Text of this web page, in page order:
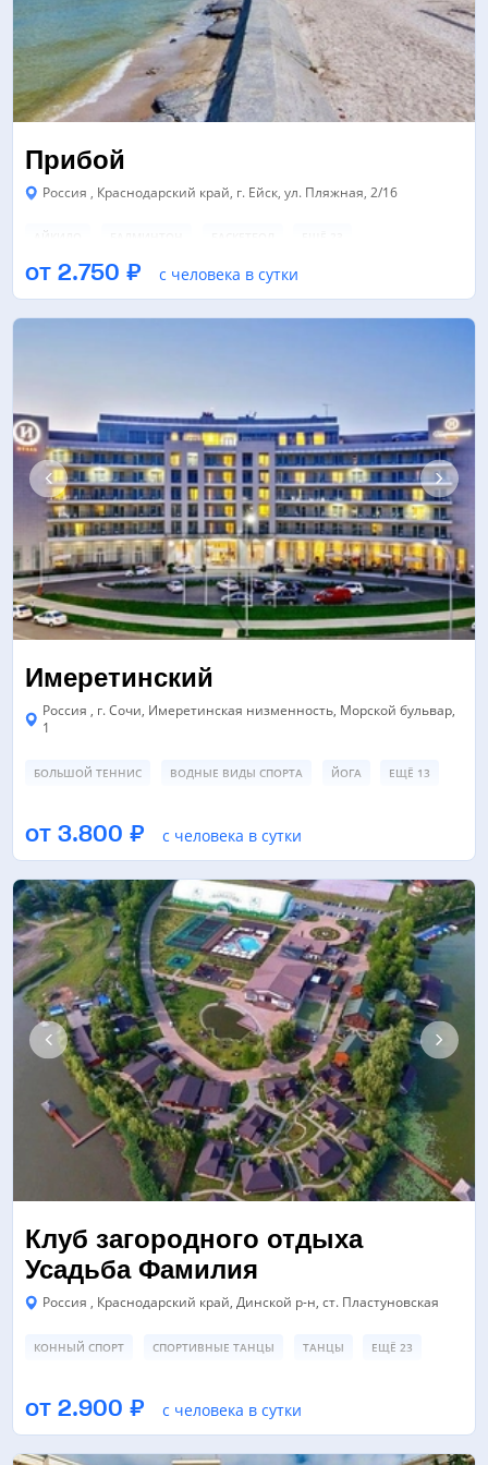
Прибой
Россия , Краснодарский край, г. Ейск, ул. Пляжная, 2/16
БАССЕЙН ЛЕДОВАЯ АРЕНА ПЛЯЖНЫЙ ВОЛЕЙБОЛ
от 2.750 ₽ с человека в сутки
Имеретинский
Россия , г. Сочи, Имеретинская низменность, Морской бульвар,
1
БОЛЬШОЙ ТЕННИС ВОДНЫЕ ВИДЫ СПОРТА ЙОГА ЕЩЁ 13
КОНФЕРЕНЦ-ЗАЛ/БАНКЕТНЫЙ ЗАЛ
ЕЩЁ 4
от 3.800 ₽ с человека в сутки
Клуб загородного отдыха
Усадьба Фамилия
Россия , Краснодарский край, Динской р-н, ст. Пластуновская
КОННЫЙ СПОРТ СПОРТИВНЫЕ ТАНЦЫ ТАНЦЫ ЕЩЁ 23
ТЕННИСНЫЙ КОРТ
ЕЩЁ 6
от 2.900 ₽ с человека в сутки